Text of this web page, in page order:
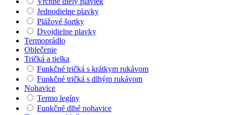
Jednodielne plavky
Plážové šortky
Dvojdielne plavky
Termoprádlo
Oblečenie
Tričká a tielka
Funkčné tričká s krátkym rukávom
Funkčné tričká s dlhým rukávom
Nohavice
Termo legíny
Funkčné dlhé nohavice